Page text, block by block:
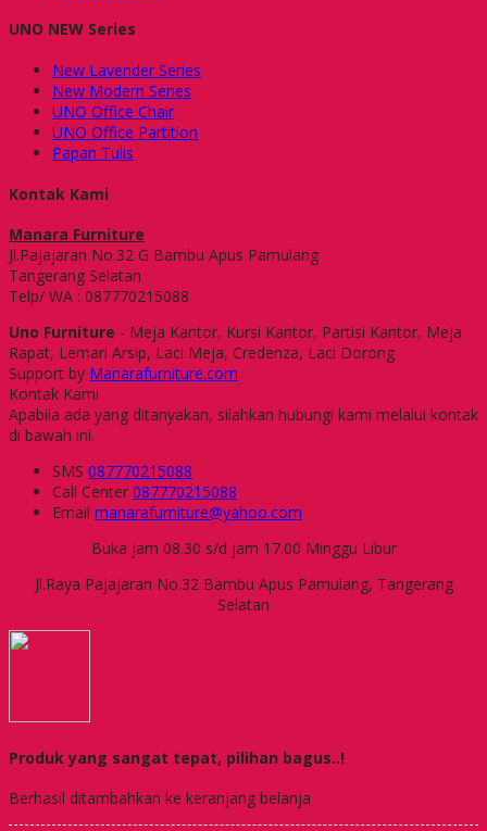
UNO NEW Series
New Lavender Series
New Modern Series
UNO Office Chair
UNO Office Partition
Papan Tulis
Kontak Kami
Manara Furniture
Jl.Pajajaran No.32 G Bambu Apus Pamulang
Tangerang Selatan
Telp/ WA : 087770215088
Uno Furniture - Meja Kantor, Kursi Kantor, Partisi Kantor, Meja
Rapat, Lemari Arsip, Laci Meja, Credenza, Laci Dorong
Support by Manarafurniture.com
Kontak Kami
Apabila ada yang ditanyakan, silahkan hubungi kami melalui kontak
di bawah ini.
SMS 087770215088
Call Center 087770215088
Email manarafurniture@yahoo.com
Buka jam 08.30 s/d jam 17.00 Minggu Libur
Jl.Raya Pajajaran No.32 Bambu Apus Pamulang, Tangerang
Selatan
Produk yang sangat tepat, pilihan bagus..!
Berhasil ditambahkan ke keranjang belanja